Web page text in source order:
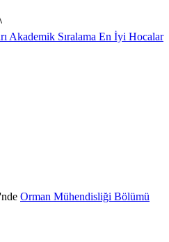
Akademik Sıralama En İyi Hocalar
'nde Orman Mühendisliği Bölümü